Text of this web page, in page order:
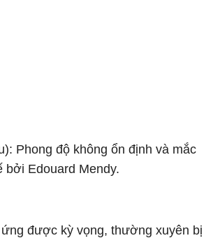
Phong độ không ổn định và mắc
bởi Edouard Mendy.
được kỳ vọng, thường xuyên bị